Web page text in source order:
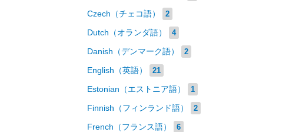
Czech（チェコ語） 2
Dutch（オランダ語） 4
Danish（デンマーク語） 2
English（英語） 21
Estonian（エストニア語） 1
Finnish（フィンランド語） 2
French（フランス語） 6